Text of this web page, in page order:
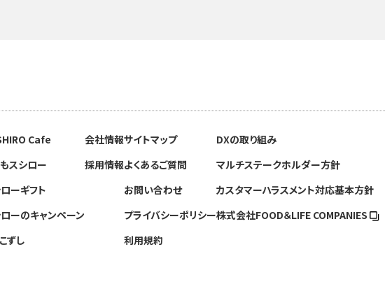
Cafe
スシロー
ーギフト
ーのキャンペーン
ずし
会社情報
採用情報
サイトマップ
よくあるご質問
お問い合わせ
プライバシーポリシー
利用規約
DXの取り組み
マルチステークホルダー方針
カスタマーハラスメント対応基本方針
株式会社FOOD＆LIFE COMPANIES